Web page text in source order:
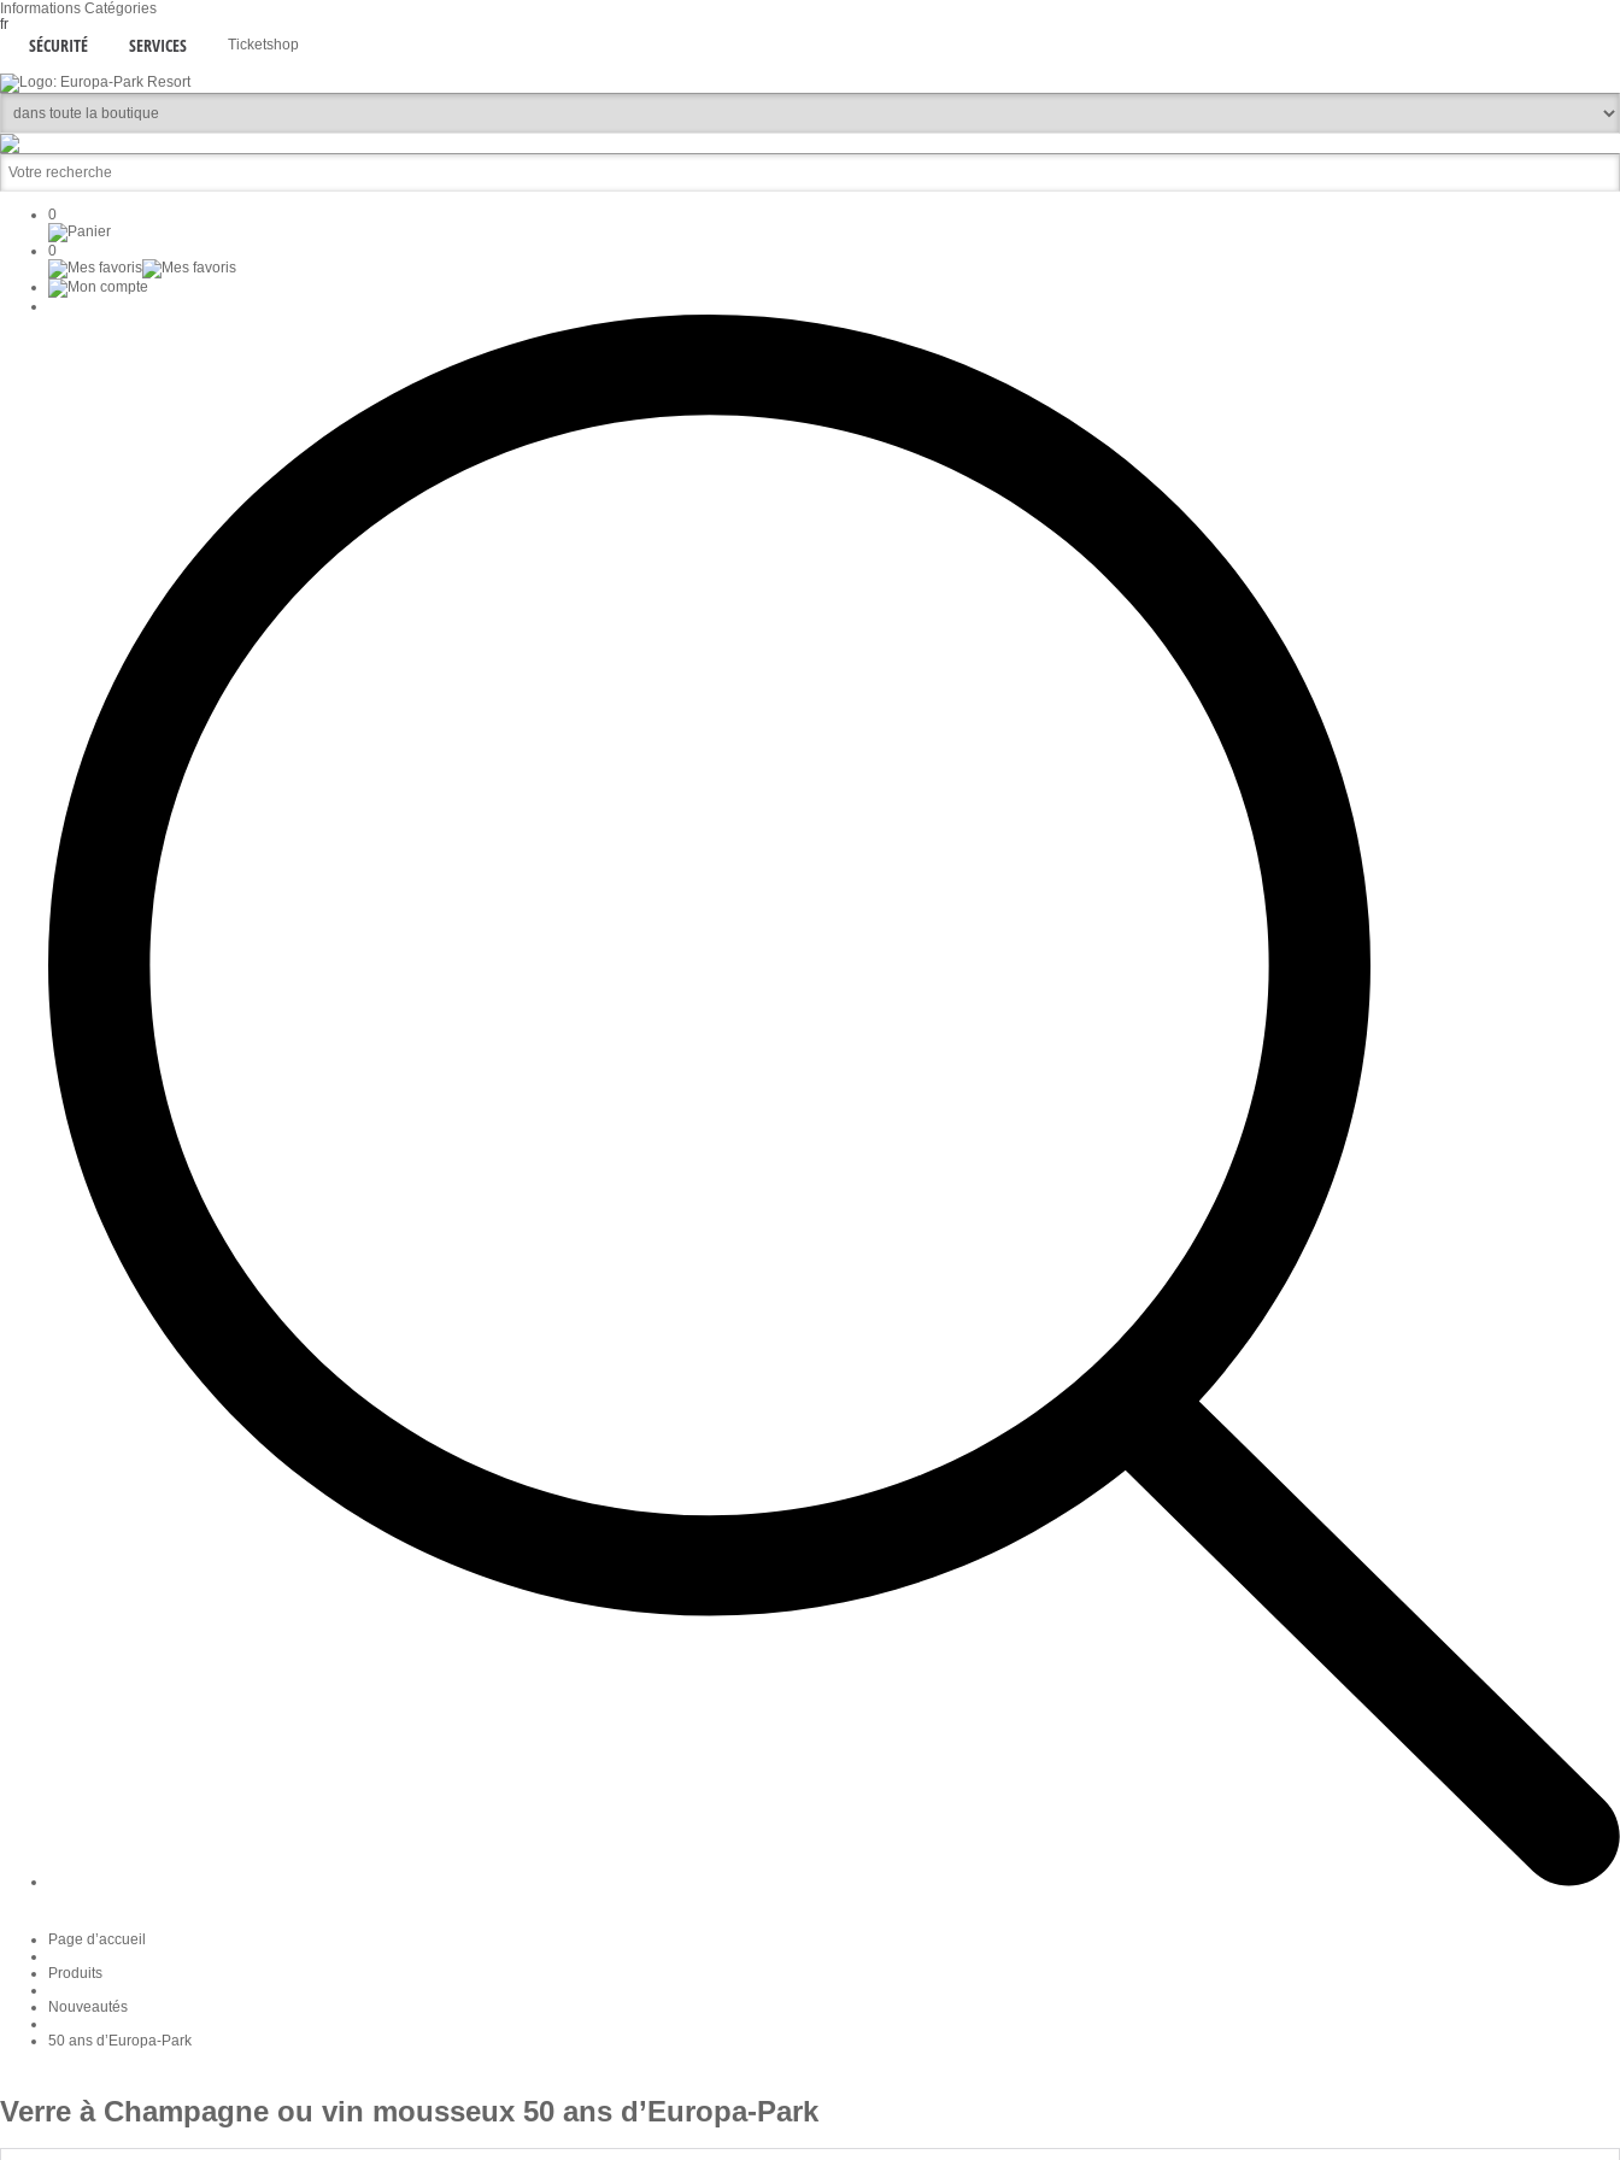
Informations Catégories
fr
SÉCURITÉ SERVICES Ticketshop
0
0
Page d’accueil
Produits
Nouveautés
50 ans d’Europa-Park
Verre à Champagne ou vin mousseux 50 ans d’Europa-Park